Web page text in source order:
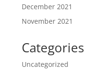
December 2021
November 2021
Categories
Uncategorized